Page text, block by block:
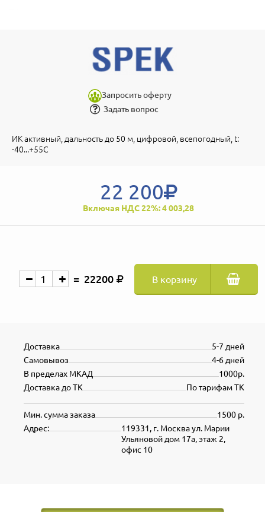
Запросить оферту
Задать вопрос
ИК активный, дальность до 50 м, цифровой, всепогодный, t:
-40...+55С
22 200
Включая НДС 22%: 4 003,28
22200 В корзину
5-7 дней
Доставка
4-6 дней
Самовывоз
1000р.
В пределах МКАД
По тарифам ТК
Доставка до ТК
1500 р.
Мин. сумма заказа
119331, г. Москва ул. Марии
Ульяновой дом 17а, этаж 2,
офис 10
Адрес: